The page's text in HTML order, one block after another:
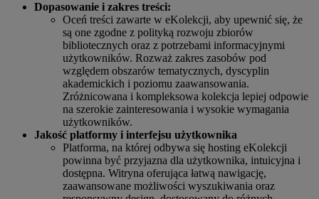
Dopasowanie i zakres treści:
Oceń treści zawarte w eKolekcji, aby upewnić się, że
są one zgodne z polityką rozwoju zbiorów
bibliotecznych oraz z potrzebami informacyjnymi
użytkowników. Rozważ zakres zasobów pod
względem obszarów tematycznych, dyscyplin
akademickich i poziomu zaawansowania.
Zróżnicowana i kompleksowa kolekcja lepiej odpowie
na szerokie zainteresowania i wysokie wymagania
użytkowników.
Jakość platformy i interfejsu użytkownika
Platforma, na której odbywa się hosting eKolekcji
powinna być przyjazna dla użytkownika, intuicyjna i
dostępna. Witryna oferująca łatwą nawigację,
zaawansowane możliwości wyszukiwania oraz